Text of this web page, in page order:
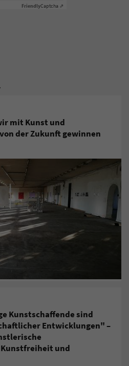
FriendlyCaptcha ⇗
mit Kunst und
der Zukunft gewinnen
Kunstschaffende sind
Entwicklungen" –
und